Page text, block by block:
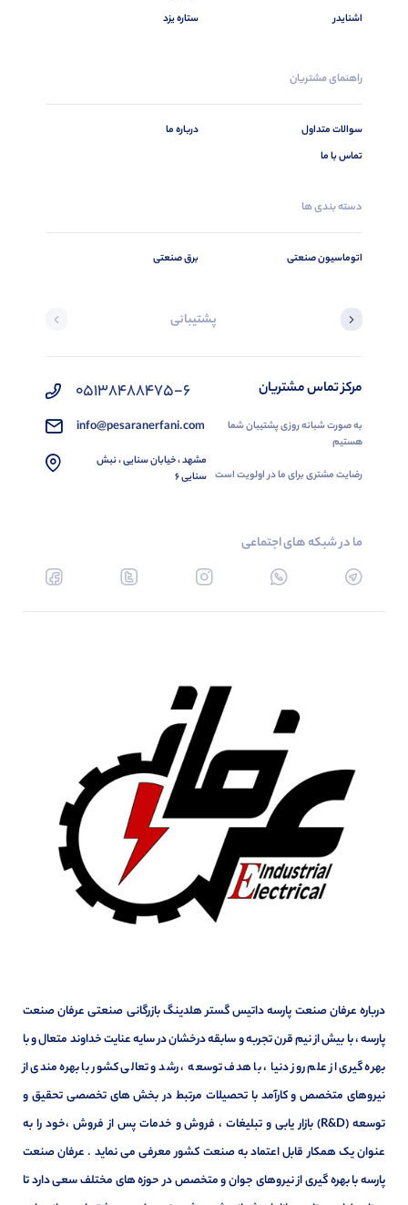
اشنایدر
ستاره یزد
راهنمای مشتریان
سوالات متداول
تماس با ما
درباره ما
دسته بندی ها
اتوماسیون صنعتی برق صنعتی
پشتیبانی
مرکز تماس مشتریان
به صورت شبانه روزی پشتیبان شما
هستیم
رضایت مشتری برای ما در اولویت است
05138488475-6
info@pesaranerfani.com
مشهد ، خیابان سنایی ، نبش
سنایی 6
ما در شبکه های اجتماعی
درباره عرفان صنعت پارسه داتیس گستر هلدینگ بازرگانی صنعتی عرفان صنعت
پارسه ، با بیش از نیم قرن تجربه و سابقه درخشان در سایه عنایت خداوند متعال و با
بهره گیری از علم روز دنیا ، با هدف توسعه ، رشد و تعالی کشور با بهره مندی از
نیروهای متخصص و کارآمد با تحصیلات مرتبط در بخش های تخصصی تحقیق و
توسعه (R&D) بازار یابی و تبلیغات ، فروش و خدمات پس از فروش ،خود را به
عنوان یک همکار قابل اعتماد به صنعت کشور معرفی می نماید . عرفان صنعت
پارسه با بهره گیری از نیروهای جوان و متخصص در حوزه های مختلف سعی دارد تا